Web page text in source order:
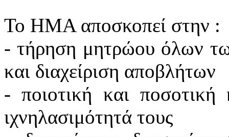
Το ΗΜΑ αποσκοπεί στην :
- τήρηση μητρώου όλων
και διαχείριση αποβλήτων
- ποιοτική και
ιχνηλασιμότητά τους